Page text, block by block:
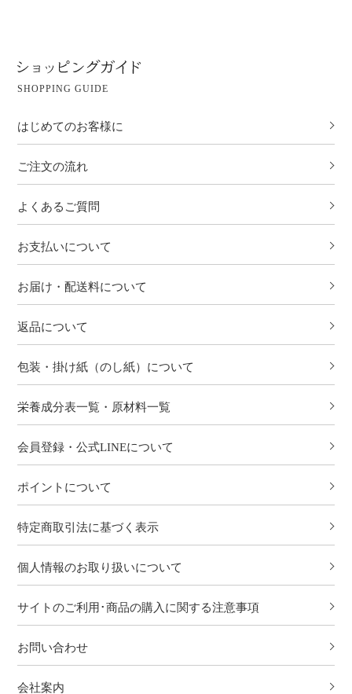
SHOPPING GUIDE
はじめてのお客様に
ご注文の流れ
よくあるご質問
お支払いについて
お届け・配送料について
返品について
包装・掛け紙（のし紙）について
栄養成分表一覧・原材料一覧
会員登録・公式LINEについて
ポイントについて
特定商取引法に基づく表示
個人情報のお取り扱いについて
サイトのご利用･商品の購入に関する注意事項
お問い合わせ
会社案内